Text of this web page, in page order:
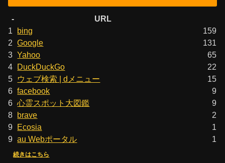
-
URL
1
bing
159
2 Google
131
3 Yahoo
65
4
DuckDuckGo
22
5
ウェブ検索 | dメニュー
15
6 facebook
9
6 心霊スポット大図鑑
9
8
brave
2
9
Ecosia
1
9 au Webポータル 1
続きはこちら